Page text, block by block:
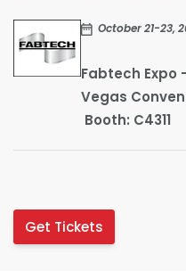
October 21-23,
Fabtech Expo
Vegas
Booth: C4311
Get Tickets